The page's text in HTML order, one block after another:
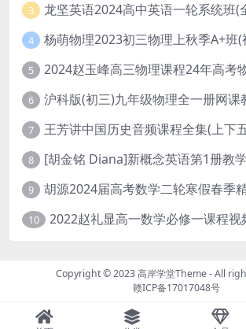
3 龙坚英语2024高中英语一轮系统班(
4
5
6
7 王芳讲中国历史音频课程全集(上下
8
9
10
Copyright © 2023高岸学堂Theme- All
赣ICP备17017048号